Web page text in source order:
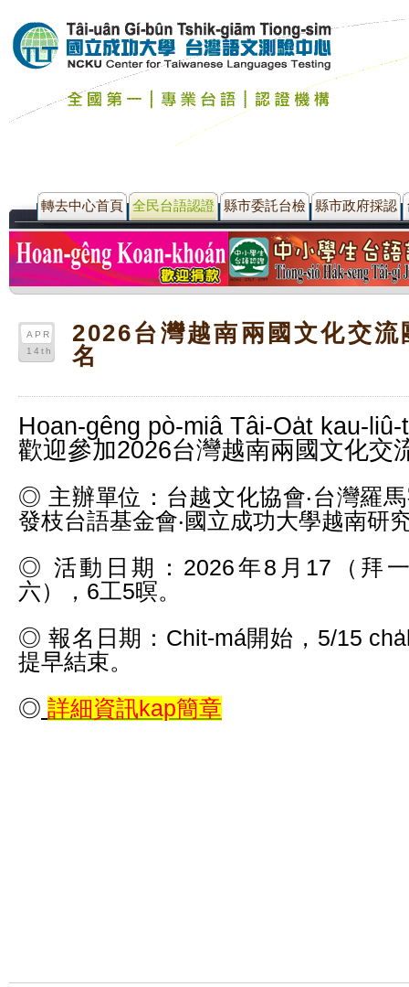
轉去中心首頁 全民台語認證 縣市委託台檢 縣市政府採認
APR
14th
2026台灣越南兩國文化交流
名
Hoan-gêng pò-miâ Tâi-Oa̍t kau-liû-
歡迎參加2026台灣越南兩國文化交
◎ 主辦單位：台越文化協會‧台灣羅馬
發枝台語基金會‧國立成功大學越南研
◎ 活動日期：2026年8月17（拜
六），6工5暝。
◎ 報名日期：Chit-má開始，5/15
提早結束。
◎ 詳細資訊kap簡章